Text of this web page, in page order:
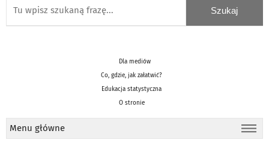
Dla mediów
Co, gdzie, jak załatwić?
Edukacja statystyczna
O stronie
Menu główne